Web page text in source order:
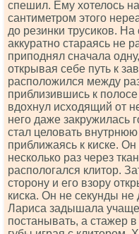
спешил. Ему хотелось
сантиметром этого
до резинки трусиков.
аккуратно стараясь не
приподнял сначала
открывая себе путь к
расположился между
приблизившись к
вдохнул исходящий от
него даже закружилась
стал целовать
приближаясь к киске.
несколько раз через
распологался клитор.
сторону и его взору
киска. Он не секунды
Лариса задышала
постанывать, а стажер